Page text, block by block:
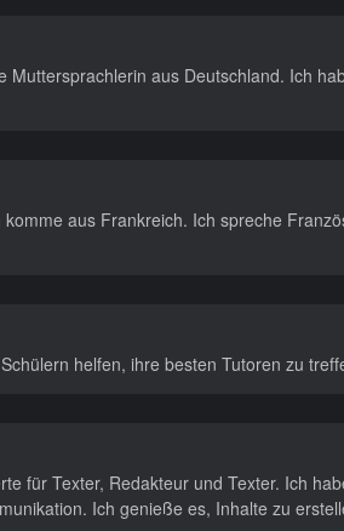
Muttersprachlerin aus Deutschland. Ich
aus Frankreich. Ich spreche
helfen, ihre besten Tutoren zu
für Texter, Redakteur und Texter. Ich
Ich genieße es, Inhalte zu